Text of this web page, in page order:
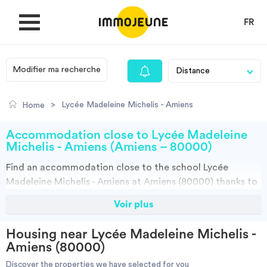
FR
MY ACCOUNT
Looking for a rent
Propose accommodation
Cities
Modifier ma recherche
Home > Lycée Madeleine Michelis - Amiens
Accommodation close to Lycée Madeleine
Michelis - Amiens (Amiens – 80000)
Find an accommodation close to the school Lycée
Madeleine Michelis - Amiens at Amiens (80000) thanks to
Discover our thousands of housing offers close to the
landalord, real estates and flateshare offers. You have all
the choices.
Voir plus
Housing near Lycée Madeleine Michelis -
Amiens (80000)
Discover the properties we have selected for you